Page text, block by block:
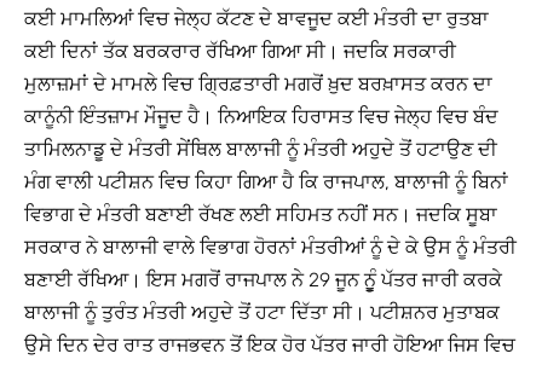
ਕਈ ਮਾਮਲਿਆਂ ਵਿਚ ਜੇਲ੍ਹ ਕੱਟਣ ਦੇ ਬਾਵਜੂਦ ਕਈ ਮੰਤਰੀ ਦਾ ਰੁਤਬਾ
ਕਈ ਦਿਨਾਂ ਤੱਕ ਬਰਕਰਾਰ ਰੱਖਿਆ ਗਿਆ ਸੀ। ਜਦਕਿ ਸਰਕਾਰੀ
ਮੁਲਾਜ਼ਮਾਂ ਦੇ ਮਾਮਲੇ ਵਿਚ ਗਿ੍ਰਫ਼ਤਾਰੀ ਮਗਰੋਂ ਖ਼ੁਦ ਬਰਖ਼ਾਸਤ ਕਰਨ ਦਾ
ਕਾਨੂੰਨੀ ਇੰਤਜ਼ਾਮ ਮੌਜੂਦ ਹੈ। ਨਿਆਇਕ ਹਿਰਾਸਤ ਵਿਚ ਜੇਲ੍ਹ ਵਿਚ ਬੰਦ
ਤਾਮਿਲਨਾਡੂ ਦੇ ਮੰਤਰੀ ਸੇਂਥਿਲ ਬਾਲਾਜੀ ਨੂੰ ਮੰਤਰੀ ਅਹੁਦੇ ਤੋਂ ਹਟਾਉਣ ਦੀ
ਮੰਗ ਵਾਲੀ ਪਟੀਸ਼ਨ ਵਿਚ ਕਿਹਾ ਗਿਆ ਹੈ ਕਿ ਰਾਜਪਾਲ, ਬਾਲਾਜੀ ਨੂੰ ਬਿਨਾਂ
ਵਿਭਾਗ ਦੇ ਮੰਤਰੀ ਬਣਾਈ ਰੱਖਣ ਲਈ ਸਹਿਮਤ ਨਹੀਂ ਸਨ। ਜਦਕਿ ਸੂਬਾ
ਸਰਕਾਰ ਨੇ ਬਾਲਾਜੀ ਵਾਲੇ ਵਿਭਾਗ ਹੋਰਨਾਂ ਮੰਤਰੀਆਂ ਨੂੰ ਦੇ ਕੇ ਉਸ ਨੂੰ ਮੰਤਰੀ
ਬਣਾਈ ਰੱਖਿਆ। ਇਸ ਮਗਰੋਂ ਰਾਜਪਾਲ ਨੇ 29 ਜੂਨ ਨੂੂੰ ਪੱਤਰ ਜਾਰੀ ਕਰਕੇ
ਬਾਲਾਜੀ ਨੂੰ ਤੁਰੰਤ ਮੰਤਰੀ ਅਹੁਦੇ ਤੋਂ ਹਟਾ ਦਿੱਤਾ ਸੀ। ਪਟੀਸ਼ਨਰ ਮੁਤਾਬਕ
ਉਸੇ ਦਿਨ ਦੇਰ ਰਾਤ ਰਾਜਭਵਨ ਤੋਂ ਇਕ ਹੋਰ ਪੱਤਰ ਜਾਰੀ ਹੋਇਆ ਜਿਸ ਵਿਚ